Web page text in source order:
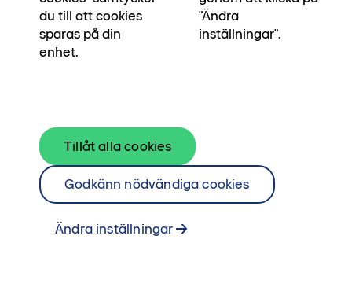
Ta mig till Kaprifolen
du till att cookies
sparas på din
enhet.
"Ändra
inställningar".
Ändra inställningar
Godkänn nödvändiga cookies
Tillåt alla cookies